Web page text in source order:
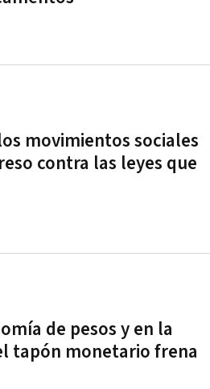
los movimientos sociales
contra las leyes que
de pesos y en la
tapón monetario frena